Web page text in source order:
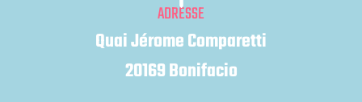
ADRESSE
Quai Jérome Comparetti
20169 Bonifacio